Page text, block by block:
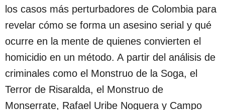
los casos más perturbadores de Colombia para
revelar cómo se forma un asesino serial y qué
ocurre en la mente de quienes convierten el
homicidio en un método. A partir del análisis de
criminales como el Monstruo de la Soga, el
Terror de Risaralda, el Monstruo de
Monserrate, Rafael Uribe Noguera y Campo